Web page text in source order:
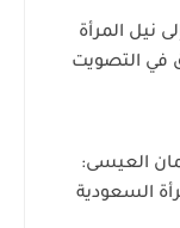
نيل المرأة
في التصويت
العيسى:
السعودية